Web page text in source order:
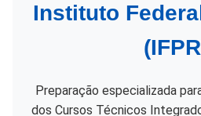
Instituto
Preparação especializada
dos Cursos Técnicos